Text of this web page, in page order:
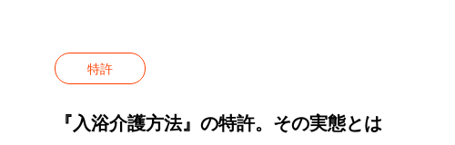
特許
『入浴介護方法』の特許。その実態とは